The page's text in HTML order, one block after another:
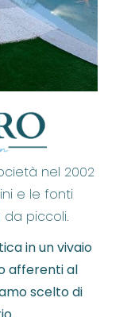
nel 2002
e le fonti
da piccoli.
in un vivaio
afferenti al
scelto di